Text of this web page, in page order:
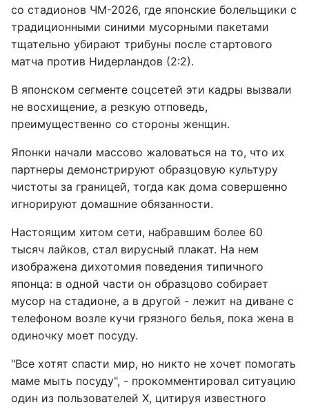
со стадионов ЧМ-2026, где японские болельщики с
традиционными синими мусорными пакетами
тщательно убирают трибуны после стартового
матча против Нидерландов (2:2).
В японском сегменте соцсетей эти кадры вызвали
не восхищение, а резкую отповедь,
преимущественно со стороны женщин.
Японки начали массово жаловаться на то, что их
партнеры демонстрируют образцовую культуру
чистоты за границей, тогда как дома совершенно
игнорируют домашние обязанности.
Настоящим хитом сети, набравшим более 60
тысяч лайков, стал вирусный плакат. На нем
изображена дихотомия поведения типичного
японца: в одной части он образцово собирает
мусор на стадионе, а в другой - лежит на диване с
телефоном возле кучи грязного белья, пока жена в
одиночку моет посуду.
"Все хотят спасти мир, но никто не хочет помогать
маме мыть посуду", - прокомментировал ситуацию
один из пользователей X, цитируя известного